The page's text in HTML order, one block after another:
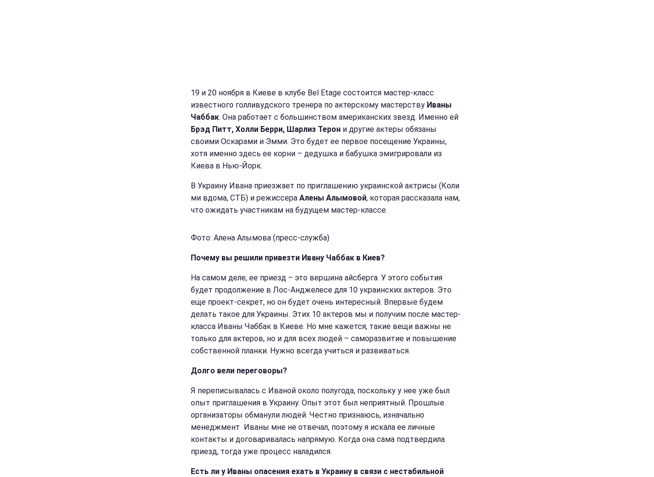
19 и 20 ноября в Киеве в клубе Bel Etage состоится мастер-класс
известного голливудского тренера по актерскому мастерству Иваны
Чаббак. Она работает с большинством американских звезд. Именно ей
Брэд Питт, Холли Берри, Шарлиз Терон и другие актеры обязаны
своими Оскарами и Эмми. Это будет ее первое посещение Украины,
хотя именно здесь ее корни – дедушка и бабушка эмигрировали из
Киева в Нью-Йорк.
В Украину Ивана приезжает по приглашению украинской актрисы (Коли
ми вдома, СТБ) и режиссера Алены Алымовой, которая рассказала нам,
что ожидать участникам на будущем мастер-классе.
Фото: Алена Алымова (пресс-служба)
Почему вы решили привезти Ивану Чаббак в Киев?
На самом деле, ее приезд – это вершина айсберга. У этого события
будет продолжение в Лос-Анджелесе для 10 украинских актеров. Это
еще проект-секрет, но он будет очень интересный. Впервые будем
делать такое для Украины. Этих 10 актеров мы и получим после мастер-
класса Иваны Чаббак в Киеве. Но мне кажется, такие вещи важны не
только для актеров, но и для всех людей – саморазвитие и повышение
собственной планки. Нужно всегда учиться и развиваться.
Долго вели переговоры?
Я переписывалась с Иваной около полугода, поскольку у нее уже был
опыт приглашения в Украину. Опыт этот был неприятный. Прошлые
организаторы обманули людей. Честно признаюсь, изначально
менеджмент Иваны мне не отвечал, поэтому я искала ее личные
контакты и договаривалась напрямую. Когда она сама подтвердила
приезд, тогда уже процесс наладился.
Есть ли у Иваны опасения ехать в Украину в связи с нестабильной